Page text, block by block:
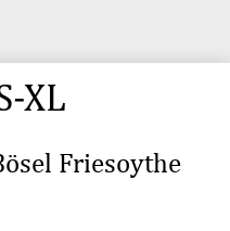
XL
Friesoythe